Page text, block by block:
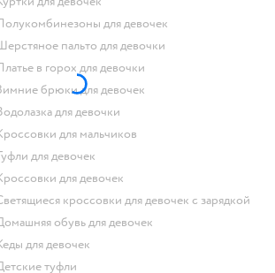
Полукомбинезоны для девочек
Шерстяное пальто для девочки
Платье в горох для девочки
Зимние брюки для девочек
Водолазка для девочки
Кроссовки для мальчиков
Туфли для девочек
Кроссовки для девочек
Светящиеся кроссовки для девочек с зарядкой
Домашняя обувь для девочек
Кеды для девочек
Детские туфли